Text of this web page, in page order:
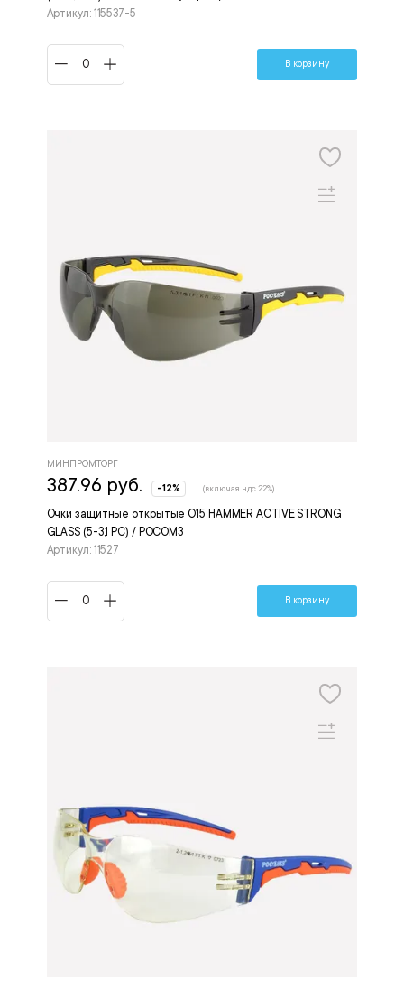
Артикул: 115537-5
В корзину
Очки защитные открытые О15 HAMMER ACTIVE STRONG
GLASS (5-3,1 PC) / РОСОМЗ
Артикул: 11527
МИНПРОМТОРГ
387.96 руб. -12% (включая ндс 22%)
В корзину